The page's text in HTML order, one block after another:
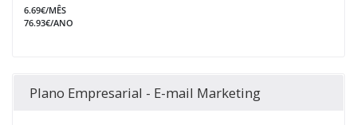
6.69€/MÊS
76.93€/ANO
Plano Empresarial - E-mail Marketing